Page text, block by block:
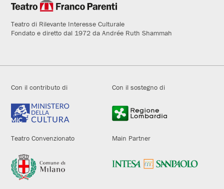
Teatro di Rilevante Interesse Culturale
Fondato e diretto dal 1972 da Andrée Ruth Shammah
Con il contributo di Con il sostegno di
Teatro Convenzionato Main Partner